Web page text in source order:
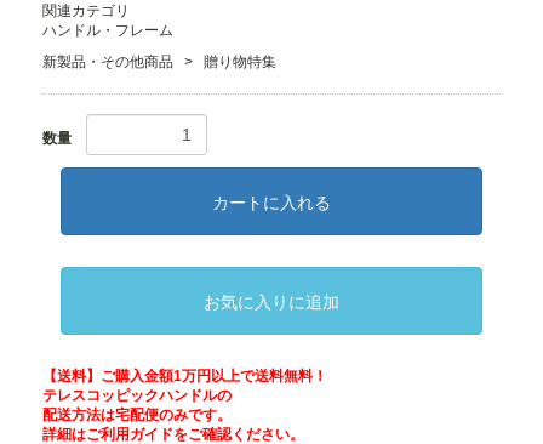
関連カテゴリ
ハンドル・フレーム
新製品・その他商品
贈り物特集
数量
カートに入れる
お気に入りに追加
【送料】ご購入金額1万円以上で送料無料！
テレスコッピックハンドルの
配送方法は宅配便のみです。
詳細はご利用ガイドをご確認ください。